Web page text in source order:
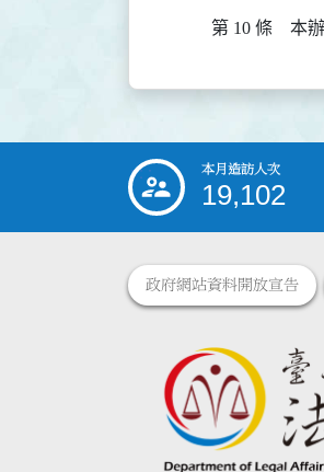
第 10 條 本
::: 本月造訪人次
19,102
政府網站資料開放宣告